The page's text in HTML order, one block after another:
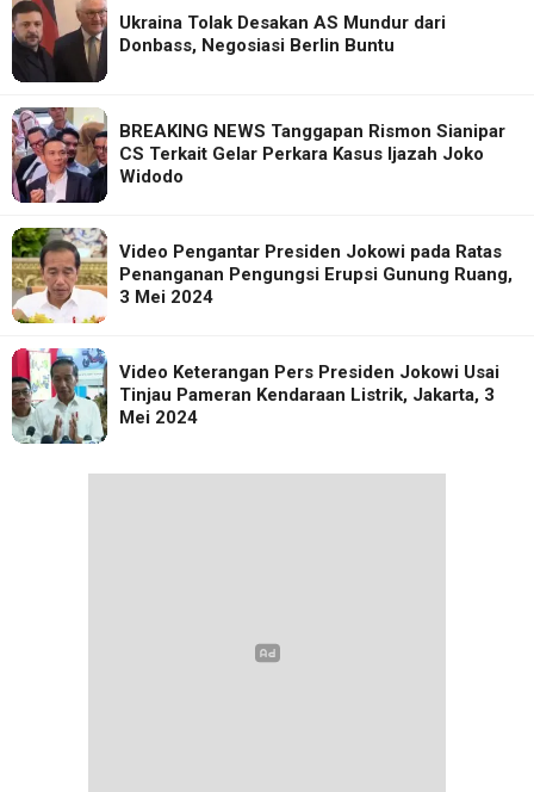
Ukraina Tolak Desakan AS Mundur dari
Donbass, Negosiasi Berlin Buntu
BREAKING NEWS Tanggapan Rismon Sianipar
CS Terkait Gelar Perkara Kasus Ijazah Joko
Widodo
Video Pengantar Presiden Jokowi pada Ratas
Penanganan Pengungsi Erupsi Gunung Ruang,
3 Mei 2024
Video Keterangan Pers Presiden Jokowi Usai
Tinjau Pameran Kendaraan Listrik, Jakarta, 3
Mei 2024